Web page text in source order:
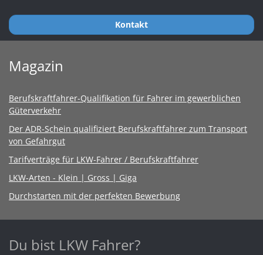
Kontakt
Magazin
Berufskraftfahrer-Qualifikation für Fahrer im gewerblichen
Güterverkehr
Der ADR-Schein qualifiziert Berufskraftfahrer zum Transport
von Gefahrgut
Tarifverträge für LKW-Fahrer / Berufskraftfahrer
LKW-Arten - Klein | Gross | Giga
Durchstarten mit der perfekten Bewerbung
Du bist LKW Fahrer?